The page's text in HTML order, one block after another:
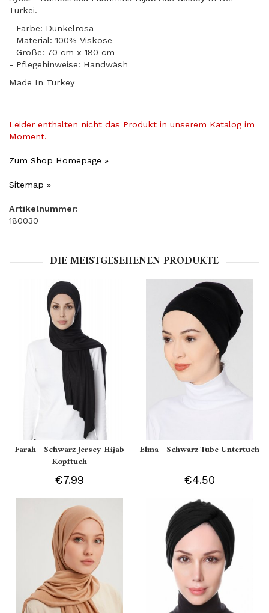
Türkei.
- Farbe: Dunkelrosa
- Material: 100% Viskose
- Größe: 70 cm x 180 cm
- Pflegehinweise: Handwäsh
Made In Turkey
Leider enthalten nicht das Produkt in unserem Katalog im
Moment.
Zum Shop Homepage »
Sitemap »
Artikelnummer:
180030
DIE MEISTGESEHENEN PRODUKTE
Farah - Schwarz Jersey Hijab
Kopftuch
€7.99
Elma - Schwarz Tube Untertuch
€4.50